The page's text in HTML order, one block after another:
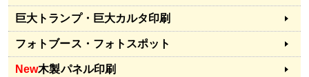
巨大トランプ・巨大カルタ印刷
フォトブース・フォトスポット
New木製パネル印刷